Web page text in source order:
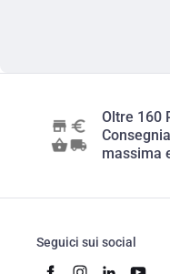
Oltre 160
massima
Seguici sui social